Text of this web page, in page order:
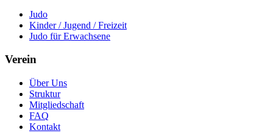
Judo
Kinder / Jugend / Freizeit
Judo für Erwachsene
Verein
Über Uns
Struktur
Mitgliedschaft
FAQ
Kontakt